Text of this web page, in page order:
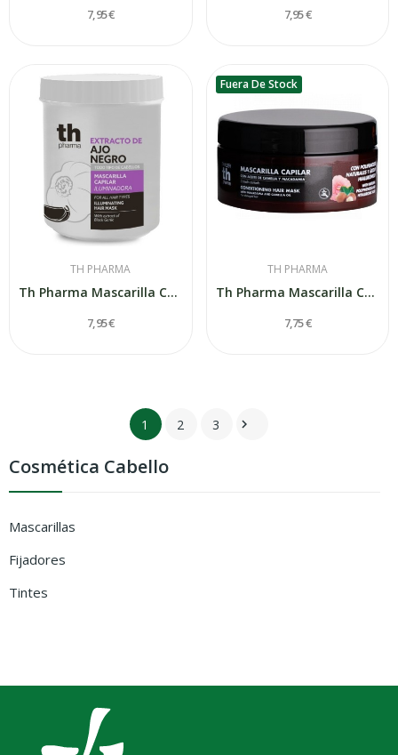
Cosmética Cabello
Mascarillas
Fijadores
Tintes
7,95 € 7,95 €
TH PHARMA
Th Pharma Mascarilla Capilar con Extracto de...
7,95 €
Fuera De Stock
TH PHARMA
Th Pharma Mascarilla Capilar Aceite de Camelia...
7,75 €
1 2 3 